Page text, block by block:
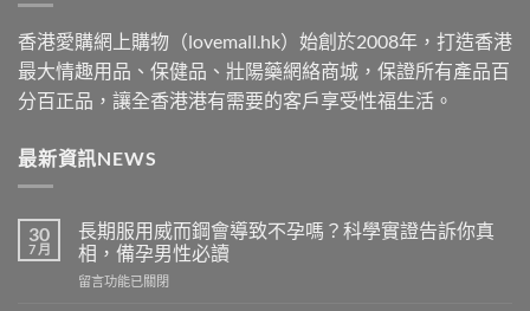
香港愛購網上購物（lovemall.hk）始創於2008年，打造香港
最大情趣用品、保健品、壯陽藥網絡商城，保證所有產品百
分百正品，讓全香港港有需要的客戶享受性福生活。
最新資訊NEWS
30
7 月
長期服用威而鋼會導致不孕嗎？科學實證告訴你真
相，備孕男性必讀
在
留言功能已關閉